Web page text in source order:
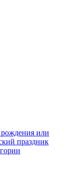
или
праздник